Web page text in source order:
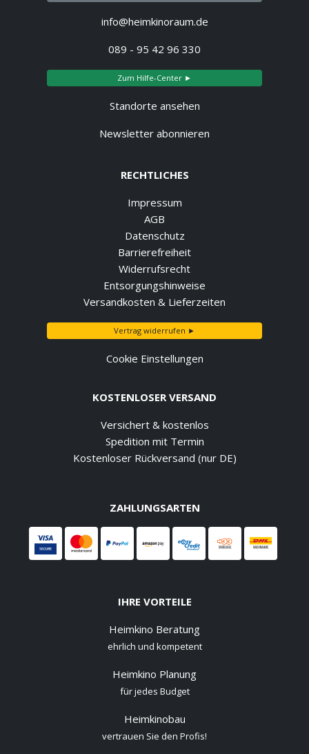
info@heimkinoraum.de
089 - 95 42 96 330
Zum Hilfe-Center ►
Standorte ansehen
Newsletter abonnieren
RECHTLICHES
Impressum
AGB
Datenschutz
Barrierefreiheit
Widerrufsrecht
Entsorgungshinweise
Versandkosten & Lieferzeiten
Vertrag widerrufen ►
Cookie Einstellungen
KOSTENLOSER VERSAND
Versichert & kostenlos
Spedition mit Termin
Kostenloser Rückversand (nur DE)
ZAHLUNGSARTEN
IHRE VORTEILE
Heimkino Beratung
ehrlich und kompetent
Heimkino Planung
für jedes Budget
Heimkinobau
vertrauen Sie den Profis!